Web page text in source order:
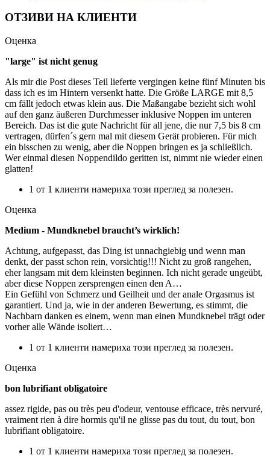
ОТЗИВИ НА КЛИЕНТИ
Оценка
"large" ist nicht genug
Als mir die Post dieses Teil lieferte vergingen keine fünf Minuten bis
dass ich es im Hintern versenkt hatte. Die Größe LARGE mit 8,5
cm fällt jedoch etwas klein aus. Die Maßangabe bezieht sich wohl
auf den ganz äußeren Durchmesser inklusive Noppen im unteren
Bereich. Das ist die gute Nachricht für all jene, die nur 7,5 bis 8 cm
vertragen, dürfen´s gern mal mit diesem Gerät probieren. Für mich
ein bisschen zu wenig, aber die Noppen bringen es ja schließlich.
Wer einmal diesen Noppendildo geritten ist, nimmt nie wieder einen
glatten!
1 от 1 клиенти намериха този преглед за полезен.
Оценка
Medium - Mundknebel braucht’s wirklich!
Achtung, aufgepasst, das Ding ist unnachgiebig und wenn man
denkt, der passt schon rein, vorsichtig!!! Nicht zu groß rangehen,
eher langsam mit dem kleinsten beginnen. Ich nicht gerade ungeübt,
aber diese Noppen zersprengen einen den A…
Ein Gefühl von Schmerz und Geilheit und der anale Orgasmus ist
garantiert. Und ja, wie in der anderen Bewertung, es stimmt, die
Nachbarn danken es einem, wenn man einen Mundknebel trägt oder
vorher alle Wände isoliert…
1 от 1 клиенти намериха този преглед за полезен.
Оценка
bon lubrifiant obligatoire
assez rigide, pas ou très peu d'odeur, ventouse efficace, très nervuré,
vraiment rien à dire hormis qu'il ne glisse pas du tout, du tout, bon
lubrifiant obligatoire.
1 от 1 клиенти намериха този преглед за полезен.